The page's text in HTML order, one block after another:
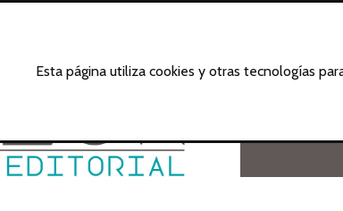
Esta página utiliza cookies y otras tecnologías